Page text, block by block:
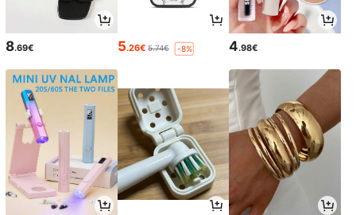
8.69€ 5.26€ 5.74€ -8% 4.98€